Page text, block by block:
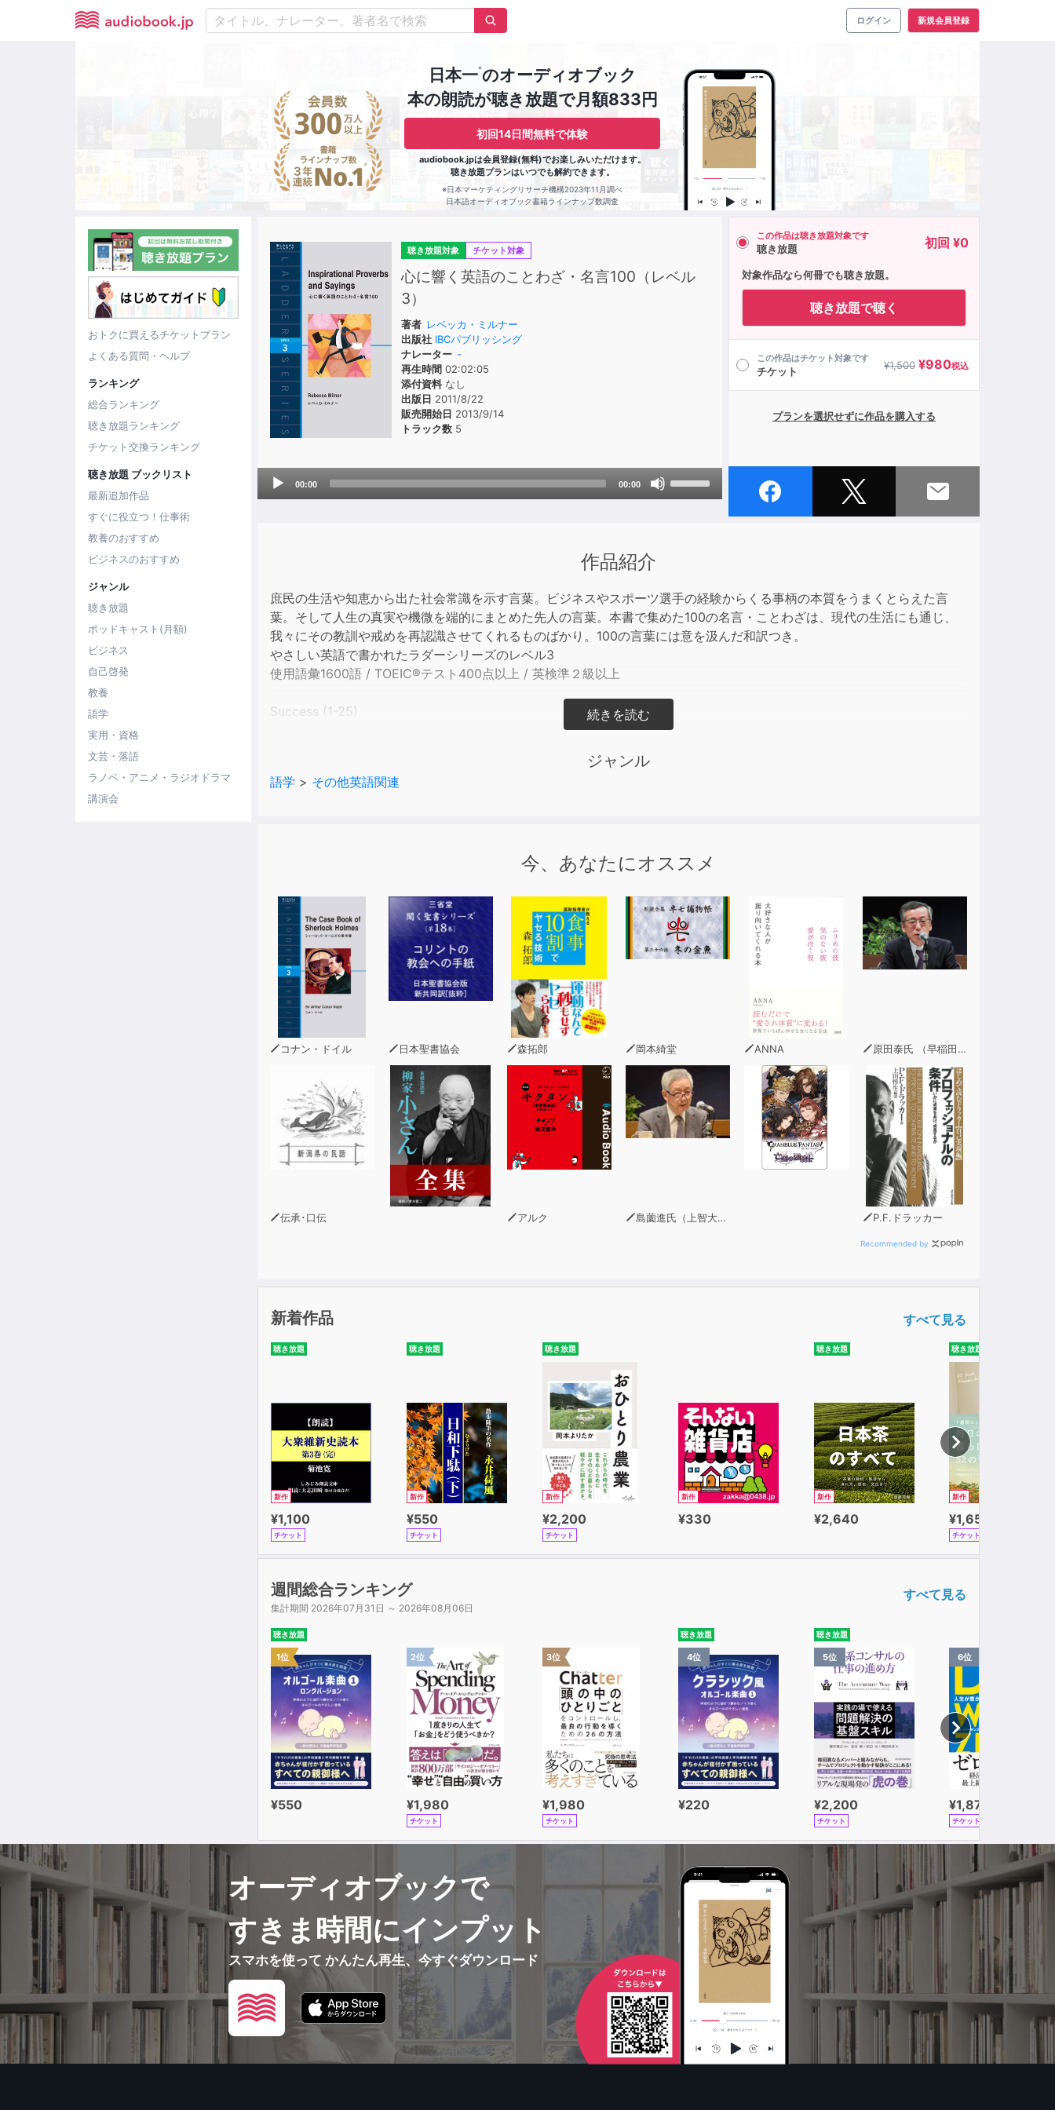
ログイン 新規会員登録
日本一※のオーディオブック
本の朗読が聴き放題で月額833円
初回14日間無料で体験
audiobook.jpは会員登録(無料)でお楽しみいただけます。
聴き放題プランはいつでも解約できます。
※日本マーケティングリサーチ機構2023年11月調べ
日本語オーディオブック書籍ラインナップ数調査
おトクに買えるチケットプラン
よくある質問・ヘルプ
ランキング
総合ランキング
聴き放題ランキング
チケット交換ランキング
聴き放題 ブックリスト
最新追加作品
すぐに役立つ！仕事術
教養のおすすめ
ビジネスのおすすめ
ジャンル
聴き放題
ポッドキャスト(月額)
ビジネス
自己啓発
教養
語学
実用・資格
文芸・落語
ラノベ・アニメ・ラジオドラマ
講演会
聴き放題対象 チケット対象
心に響く英語のことわざ・名言100（レベル
3）
著者 レベッカ・ミルナー
出版社 IBCパブリッシング
ナレーター -
再生時間02:02:05
添付資料なし
出版日 2011/8/22
販売開始日 2013/9/14
トラック数5
Audio
00:00 00:00
decrease
volume.
この作品は聴き放題対象です
聴き放題 初回 ¥0
対象作品なら何冊でも聴き放題。
聴き放題で聴く
この作品はチケット対象です
チケット ¥1,500 ¥980税込
プランを選択せずに作品を購入する
作品紹介
庶民の生活や知恵から出た社会常識を示す言葉。ビジネスやスポーツ選手の経験からくる事柄の本質をうまくとらえた言
葉。そして人生の真実や機微を端的にまとめた先人の言葉。本書で集めた100の名言・ことわざは、現代の生活にも通じ、
我々にその教訓や戒めを再認識させてくれるものばかり。100の言葉には意を汲んだ和訳つき。
やさしい英語で書かれたラダーシリーズのレベル3
使用語彙1600語 / TOEIC®テスト400点以上 / 英検準２級以上
Success (1-25)
Lessons for living (75-100)
ジャンル
語学 > その他英語関連
今、あなたにオススメ
コナン・ドイル 日本聖書協会 森拓郎 岡本綺堂 ANNA 原田泰氏 （早稲田大学政治経済学部教授）
伝承･口伝 アルク 島薗進氏（上智大学グリーフケア研究所長） P.F.ドラッカー
Recommended by
新着作品 すべて見る
聴き放題
新作
¥1,100
チケット
聴き放題
新作
¥550
チケット
聴き放題
新作
¥2,200
チケット
新作
¥330
聴き放題
新作
¥2,640
聴き放題
新作
¥1,650
チケット
週間総合ランキング
集計期間 2026年07月31日 ～ 2026年08月06日
すべて見る
聴き放題
1位
¥550
2位
¥1,980
チケット
3位
¥1,980
チケット
聴き放題
4位
¥220
聴き放題
5位
¥2,200
チケット
6位
¥1,870
チケット
オーディオブックで
すきま時間にインプット
スマホを使って かんたん再生、今すぐダウンロード